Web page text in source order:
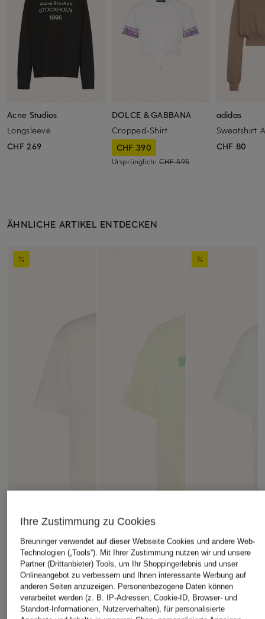
Acne Studios
Longsleeve
CHF 269
DOLCE & GABBANA
Cropped-Shirt
CHF 390
Ursprünglich:CHF 595
adidas
Sweatshirt
CHF 80
ÄHNLICHE ARTIKEL ENTDECKEN
ALLSAINTS
Oversized-Shirt
PEGADOR
Oversized-Shirt
WRSTBHVR
T-Shirt OLIN
Ihre Zustimmung zu Cookies
Breuninger verwendet auf dieser Webseite Cookies und andere Web-
Technologien („Tools“). Mit Ihrer Zustimmung nutzen wir und unsere
Partner (Drittanbieter) Tools, um Ihr Shoppingerlebnis und unser
Onlineangebot zu verbessern und Ihnen interessante Werbung auf
anderen Seiten anzuzeigen. Personenbezogene Daten können
verarbeitet werden (z. B. IP-Adressen, Cookie-ID, Browser- und
Standort-Informationen, Nutzerverhalten), für personalisierte